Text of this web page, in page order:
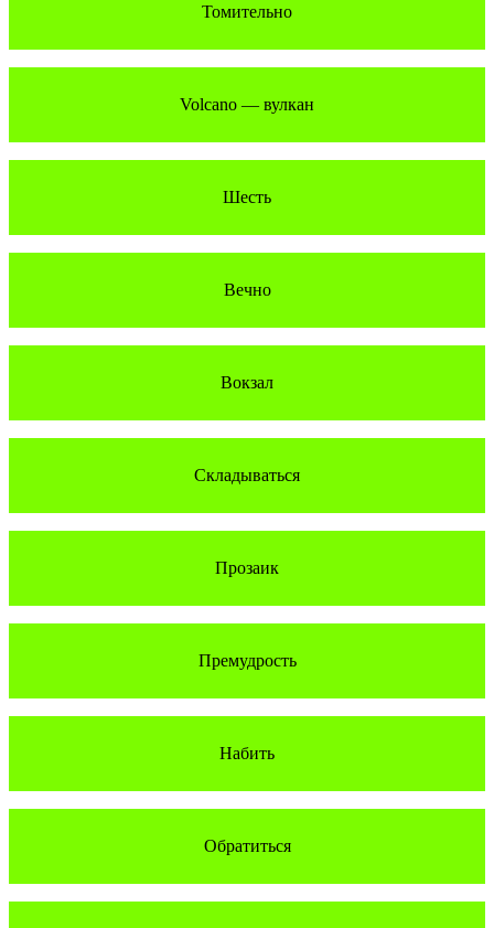
Томительно
Volcano — вулкан
Шесть
Вечно
Вокзал
Складываться
Прозаик
Премудрость
Набить
Обратиться